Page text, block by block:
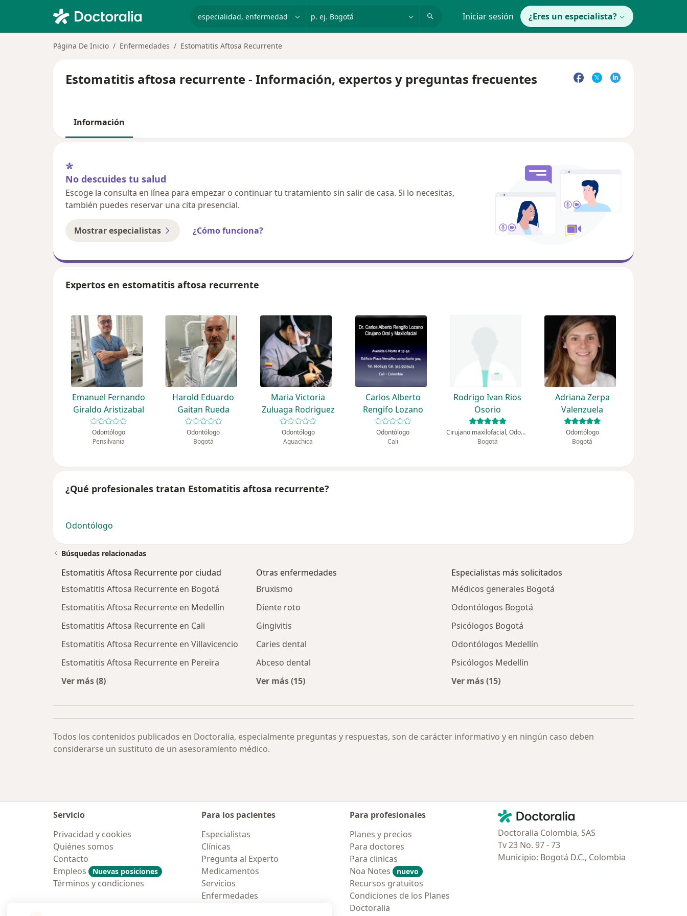
p. ej. Bogotá Iniciar sesión ¿Eres un especialista?
Página De Inicio Enfermedades Estomatitis Aftosa Recurrente
Estomatitis aftosa recurrente - Información, expertos y preguntas frecuentes
Información
No descuides tu salud
Escoge la consulta en línea para empezar o continuar tu tratamiento sin salir de casa. Si lo necesitas,
también puedes reservar una cita presencial.
Mostrar especialistas ¿Cómo funciona?
Expertos en estomatitis aftosa recurrente
Emanuel Fernando
Giraldo Aristizabal
Odontólogo
Pensilvania
Harold Eduardo
Gaitan Rueda
Odontólogo
Bogotá
Maria Victoria
Zuluaga Rodriguez
Odontólogo
Aguachica
Carlos Alberto
Rengifo Lozano
Odontólogo
Cali
Rodrigo Ivan Rios
Osorio
Cirujano maxilofacial, Odontólogo
Bogotá
Adriana Zerpa
Valenzuela
Odontólogo
Bogotá
¿Qué profesionales tratan Estomatitis aftosa recurrente?
Odontólogo
Búsquedas relacionadas
Estomatitis Aftosa Recurrente por ciudad
Estomatitis Aftosa Recurrente en Bogotá
Estomatitis Aftosa Recurrente en Medellín
Estomatitis Aftosa Recurrente en Cali
Estomatitis Aftosa Recurrente en Villavicencio
Estomatitis Aftosa Recurrente en Pereira
Ver más (8)
Otras enfermedades
Bruxismo
Diente roto
Gingivitis
Caries dental
Abceso dental
Ver más (15)
Especialistas más solicitados
Médicos generales Bogotá
Odontólogos Bogotá
Psicólogos Bogotá
Odontólogos Medellín
Psicólogos Medellín
Ver más (15)
Todos los contenidos publicados en Doctoralia, especialmente preguntas y respuestas, son de carácter informativo y en ningún caso deben
considerarse un sustituto de un asesoramiento médico.
Servicio
Privacidad y cookies
Quiénes somos
Contacto
Empleos
Nuevas posiciones
Términos y condiciones
Para los pacientes
Especialistas
Clínicas
Pregunta al Experto
Medicamentos
Servicios
Enfermedades
Para profesionales
Planes y precios
Para doctores
Para clinicas
Noa Notes
nuevo
Recursos gratuitos
Condiciones de los Planes
Doctoralia
Contacto
Doctoralia - Página de inicio
Doctoralia Colombia, SAS
Tv 23 No. 97 - 73
Municipio: Bogotá D.C., Colombia